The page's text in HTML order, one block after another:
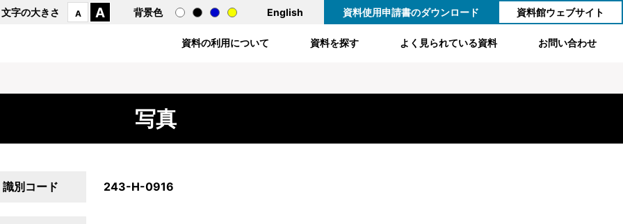
文字の大きさ A A 背景色 English 資料使用申請書のダウンロード 資料館ウェブサイト
資料の利用について 資料を探す よく見られている資料 お問い合わせ
写真
識別コード 243-H-0916